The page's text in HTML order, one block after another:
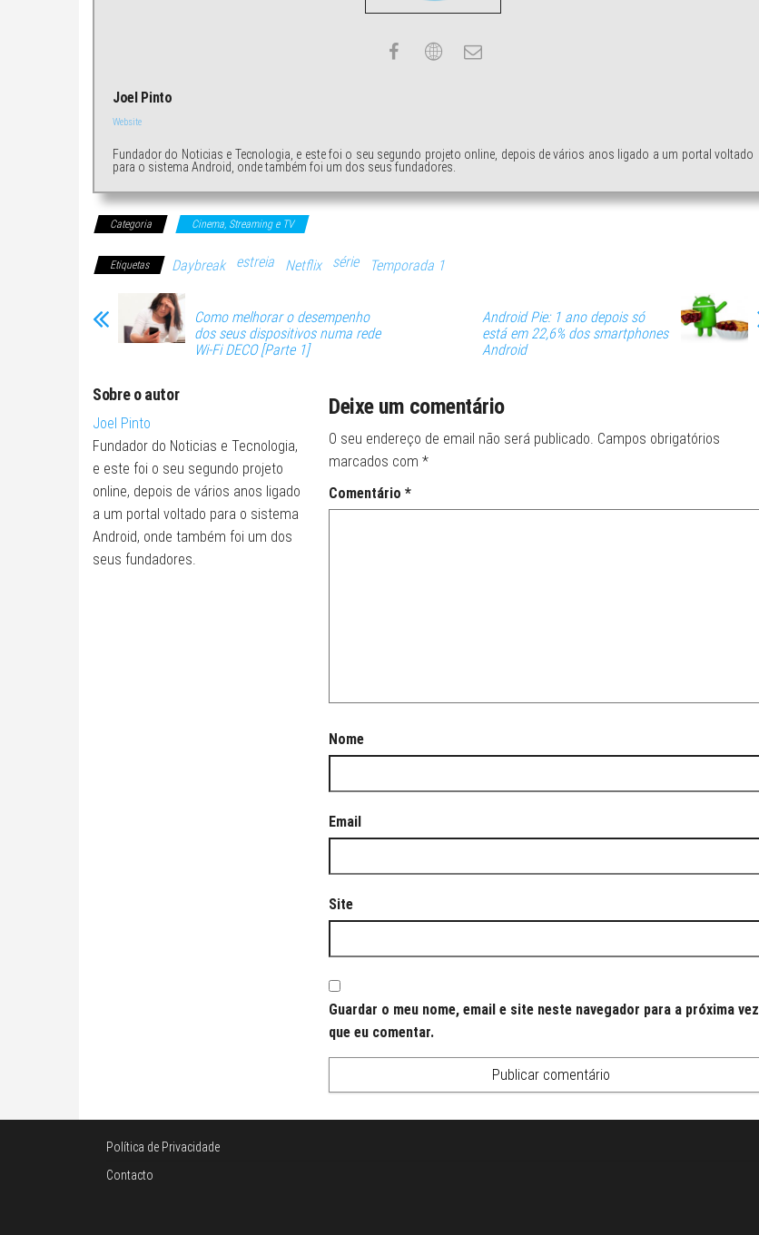
Joel Pinto
Website
Fundador do Noticias e Tecnologia, e este foi o seu segundo projeto online, depois de vários anos ligado a um portal voltado
para o sistema Android, onde também foi um dos seus fundadores.
Categoria Cinema, Streaming e TV
Etiquetas Daybreak estreia Netflix série Temporada 1
Como melhorar o desempenho
dos seus dispositivos numa rede
Wi-Fi DECO [Parte 1]
Android Pie: 1 ano depois só
está em 22,6% dos smartphones
Android
Sobre o autor
Joel Pinto
Fundador do Noticias e Tecnologia,
e este foi o seu segundo projeto
online, depois de vários anos ligado
a um portal voltado para o sistema
Android, onde também foi um dos
seus fundadores.
Deixe um comentário
O seu endereço de email não será publicado. Campos obrigatórios
marcados com *
Comentário *
Nome
Email
Site
Guardar o meu nome, email e site neste navegador para a próxima vez
que eu comentar.
Política de Privacidade
Contacto